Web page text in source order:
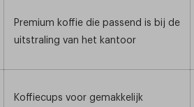
Premium koffie die passend is bij de
uitstraling van het kantoor
Koffiecups voor gemakkelijk